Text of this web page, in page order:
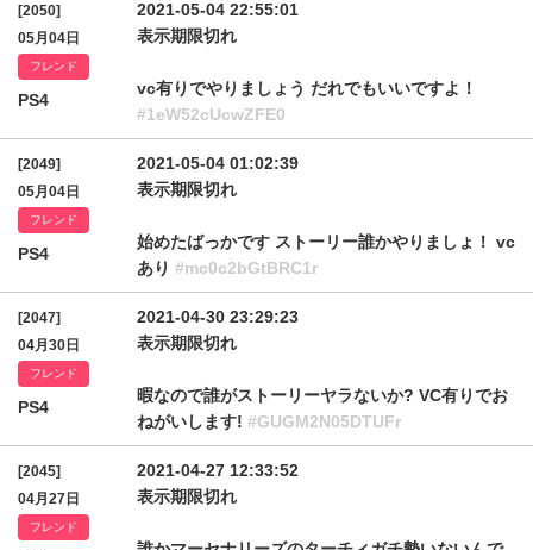
[2050]
05月04日
フレンド
PS4
2021-05-04 22:55:01
表示期限切れ
vc有りでやりましょう だれでもいいですよ！
#1eW52cUcwZFE0
[2049]
05月04日
フレンド
PS4
2021-05-04 01:02:39
表示期限切れ
始めたばっかです ストーリー誰かやりましょ！ vc
あり #mc0c2bGtBRC1r
[2047]
04月30日
フレンド
PS4
2021-04-30 23:29:23
表示期限切れ
暇なので誰がストーリーヤラないか? VC有りでお
ねがいします! #GUGM2N05DTUFr
[2045]
04月27日
フレンド
2021-04-27 12:33:52
表示期限切れ